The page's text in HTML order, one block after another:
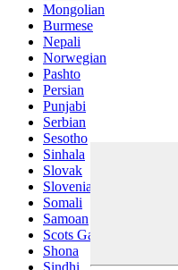
Mongolian
Burmese
Nepali
Norwegian
Pashto
Persian
Punjabi
Serbian
Sesotho
Sinhala
Slovak
Slovenian
Somali
Samoan
Scots Gaelic
Shona
Sindhi